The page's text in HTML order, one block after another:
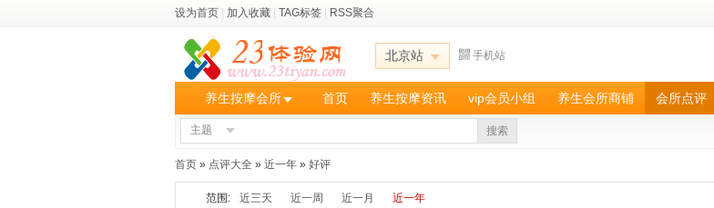
设为首页 加入收藏 TAG标签 RSS聚合
北京站 手机站
养生按摩会所 首页 养生按摩资讯 vip会员小组 养生会所商铺 会所点评
主题 搜索
首页 » 点评大全 » 近一年 » 好评
范围: 近三天 近一周 近一月
近一年